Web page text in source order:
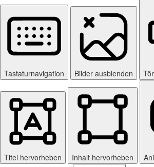
Tastaturnavigation Bilder ausblenden
Titel hervorheben Inhalt hervorheben